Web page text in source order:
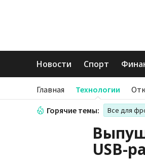
Новости Спорт
Главная Технологии
Горячие темы: Все для
USB-